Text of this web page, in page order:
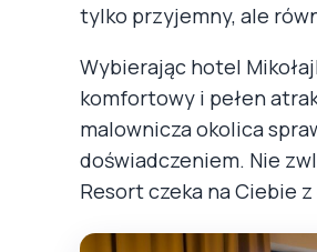
tylko przyjemny, ale
Wybierając hotel
komfortowy i pełen
malownicza okolica
doświadczeniem. Nie
Resort czeka na Ciebie